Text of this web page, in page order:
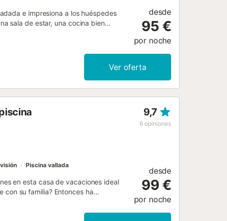
e impresiona a los huéspedes
sala de estar, una cocina bien
para videollamadas), una smart
así como una lavadora.
y tiendas a 300 metros.
gratuito disponible en la
desde
95 €
por noche
Ver oferta
9,7
6 opiniones
Piscina vallada
en esta casa de vacaciones ideal
con su familia? Entonces ha
de madera maciza y los colores
desde
99 €
por noche